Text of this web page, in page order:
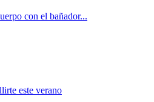
con el bañador...
este verano